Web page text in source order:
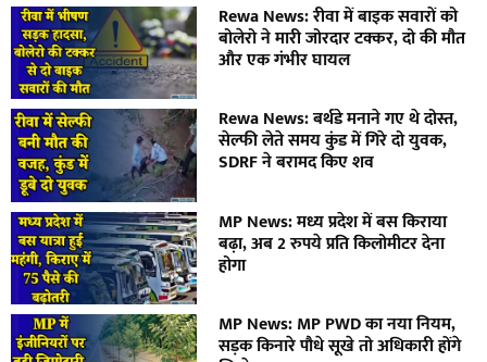
Rewa News: रीवा में बाइक सवारों को
बोलेरो ने मारी जोरदार टक्कर, दो की मौत
और एक गंभीर घायल
Rewa News: बर्थडे मनाने गए थे दोस्त,
सेल्फी लेते समय कुंड में गिरे दो युवक,
SDRF ने बरामद किए शव
MP News: मध्य प्रदेश में बस किराया
बढ़ा, अब 2 रुपये प्रति किलोमीटर देना
होगा
MP News: MP PWD का नया नियम,
सड़क किनारे पौधे सूखे तो अधिकारी होंगे